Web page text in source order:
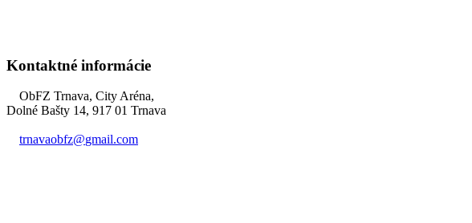
Kontaktné informácie
ObFZ Trnava, City Aréna,
Dolné Bašty 14, 917 01 Trnava
trnavaobfz@gmail.com